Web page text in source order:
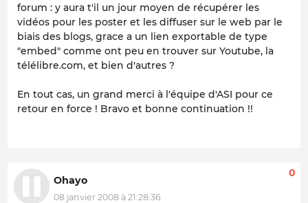
forum : y aura t'il un jour moyen de récupérer les
vidéos pour les poster et les diffuser sur le web par le
biais des blogs, grace a un lien exportable de type
"embed" comme ont peu en trouver sur Youtube, la
télélibre.com, et bien d'autres ?
En tout cas, un grand merci à l'équipe d'ASI pour ce
retour en force ! Bravo et bonne continuation !!
Ohayo
08 janvier 2008 à 21:28:36
0